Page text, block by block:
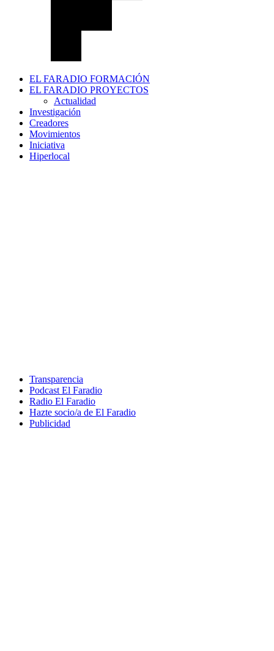
EL FARADIO FORMACIÓN
EL FARADIO PROYECTOS
Actualidad
Investigación
Creadores
Movimientos
Iniciativa
Hiperlocal
Transparencia
Podcast El Faradio
Radio El Faradio
Hazte socio/a de El Faradio
Publicidad